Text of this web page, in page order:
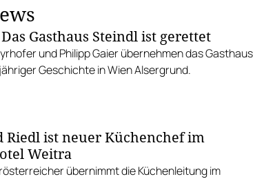
Gasthaus Steindl ist gerettet
und Philipp Gaier übernehmen das Gasthaus
Geschichte in Wien Alsergrund.
Riedl ist neuer Küchenchef im
Weitra
übernimmt die Küchenleitung im